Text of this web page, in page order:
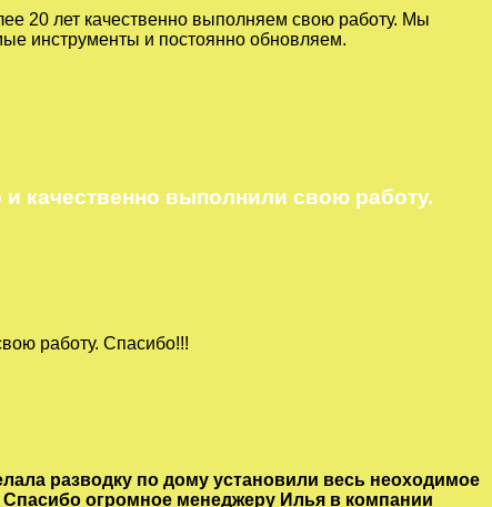
20 лет качественно выполняем свою работу. Мы
инструменты и постоянно обновляем.
качественно выполнили свою работу.
работу. Спасибо!!!
разводку по дому установили весь неоходимое
огромное менеджеру Илья в компании